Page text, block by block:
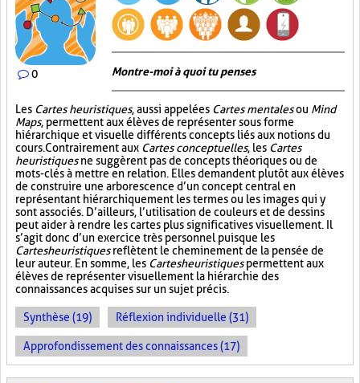
0 Montre-moi à quoi tu penses
Les Cartes heuristiques, aussi appelées Cartes mentalesou Mind
Maps, permettent aux élèves de représenter sous forme
hiérarchique et visuelle différents concepts liés aux notions du
cours. Contrairement aux Cartes conceptuelles, les Cartes
heuristiquesne suggèrent pas de concepts théoriques ou de
mots-clés à mettre en relation. Elles demandent plutôt aux élèves
de construire une arborescence d’un concept central en
représentant hiérarchiquement les termes ou les images qui y
sont associés. D’ailleurs, l’utilisation de couleurs et de dessins
peut aider à rendre les cartes plus significatives visuellement. Il
s’agit donc d’un exercice très personnel puisque les
Cartes heuristiquesreflètent le cheminement de la pensée de
leur auteur. En somme, les Cartes heuristiquespermettent aux
élèves de représenter visuellement la hiérarchie des
connaissances acquises sur un sujet précis.
Synthèse (19) Réflexion individuelle (31)
Approfondissement des connaissances (17)